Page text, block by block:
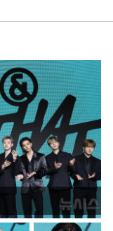
… 열화상 카메라에 담긴